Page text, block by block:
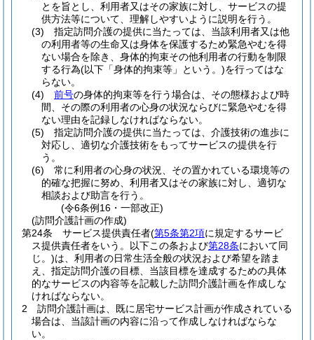
とを旨とし、利用者又はその家族に対し、サービスの提
供方法等について、理解しやすいように説明を行う。
(3)
指定訪問介護の提供に当たっては、当該利用者又は他
の利用者等の生命又は身体を保護するため緊急やむを得
ない場合を除き、身体的拘束その他利用者の行動を制限
する行為(以下「身体的拘束等」という。)を行ってはな
らない。
(4)
前号の身体的拘束等を行う場合は、その態様および時
間、その際の利用者の心身の状況ならびに緊急やむを得
ない理由を記録しなければならない。
(5)
指定訪問介護の提供に当たっては、介護技術の進歩に
対応し、適切な介護技術をもってサービスの提供を行
う。
(6)
常に利用者の心身の状況、その置かれている環境等の
的確な把握に努め、利用者又はその家族に対し、適切な
相談および助言を行う。
(令6条例16・一部改正)
(訪問介護計画の作成)
第24条
サービス提供責任者(第5条第2項に規定するサービ
ス提供責任者をいう。以下この条および第28条において同
じ。)は、利用者の日常生活全般の状況および希望を踏ま
え、指定訪問介護の目標、当該目標を達成するための具体
的なサービスの内容等を記載した訪問介護計画を作成しな
ければならない。
2
訪問介護計画は、既に居宅サービス計画が作成されている
場合は、当該計画の内容に沿って作成しなければならな
い。